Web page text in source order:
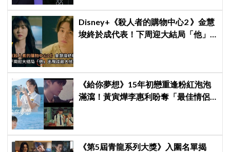
Disney+《殺人者的購物中心2 》金慧
埈終於成代表！下周迎大結局「他」
《給你夢想》15年初戀重逢粉紅泡泡
滿瀉！黃寅燁李惠利盼奪「最佳情侶
《第5屆青龍系列大獎》入圍名單揭